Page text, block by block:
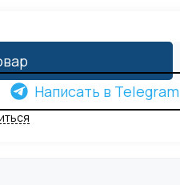
Написать в Telegram